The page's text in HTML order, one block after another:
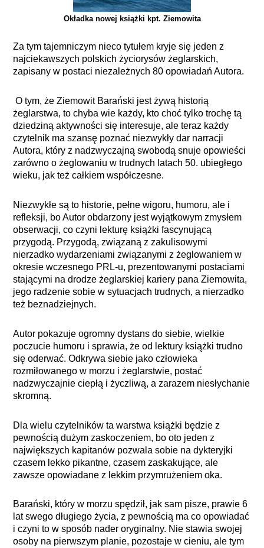
Okładka nowej książki kpt. Ziemowita
Za tym tajemniczym nieco tytułem kryje się jeden z
najciekawszych polskich życiorysów żeglarskich,
zapisany w postaci niezależnych 80 opowiadań Autora.
O tym, że Ziemowit Barański jest żywą historią
żeglarstwa, to chyba wie każdy, kto choć tylko trochę tą
dziedziną aktywności się interesuje, ale teraz każdy
czytelnik ma szansę poznać niezwykły dar narracji
Autora, który z nadzwyczajną swobodą snuje opowieści
zarówno o żeglowaniu w trudnych latach 50. ubiegłego
wieku, jak też całkiem współczesne.
Niezwykłe są to historie, pełne wigoru, humoru, ale i
refleksji, bo Autor obdarzony jest wyjątkowym zmysłem
obserwacji, co czyni lekturę książki fascynującą
przygodą. Przygodą, związaną z zakulisowymi
nierzadko wydarzeniami związanymi z żeglowaniem w
okresie wczesnego PRL-u, prezentowanymi postaciami
stającymi na drodze żeglarskiej kariery pana Ziemowita,
jego radzenie sobie w sytuacjach trudnych, a nierzadko
też beznadziejnych.
Autor pokazuje ogromny dystans do siebie, wielkie
poczucie humoru i sprawia, że od lektury książki trudno
się oderwać. Odkrywa siebie jako człowieka
rozmiłowanego w morzu i żeglarstwie, postać
nadzwyczajnie ciepłą i życzliwą, a zarazem niesłychanie
skromną.
Dla wielu czytelników ta warstwa książki będzie z
pewnością dużym zaskoczeniem, bo oto jeden z
największych kapitanów pozwala sobie na dykteryjki
czasem lekko pikantne, czasem zaskakujące, ale
zawsze opowiadane z lekkim przymrużeniem oka.
Barański, który w morzu spędził, jak sam pisze, prawie 6
lat swego długiego życia, z pewnością ma co opowiadać
i czyni to w sposób nader oryginalny. Nie stawia swojej
osoby na pierwszym planie, pozostaje w cieniu, ale tym